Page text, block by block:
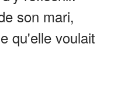
son mari,
qu'elle voulait